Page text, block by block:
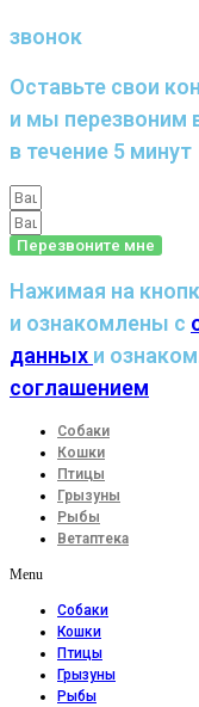
звонок
Оставьте свои
и мы перезвоним
в течение 5 минут
Перезвоните мне
Нажимая на
и ознакомлены с
данных и
соглашением
Собаки
Кошки
Птицы
Грызуны
Рыбы
Ветаптека
Menu
Собаки
Кошки
Птицы
Грызуны
Рыбы